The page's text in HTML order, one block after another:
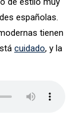
españolas.
tienen
cuidado, y la